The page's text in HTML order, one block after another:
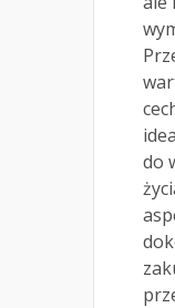
do